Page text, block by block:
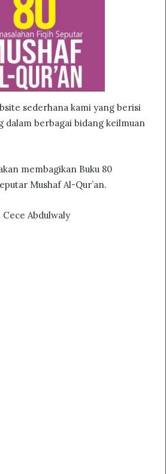
sederhana kami yang berisi
dalam berbagai bidang keilmuan
membagikan Buku 80
Mushaf Al-Qur’an.
Cece Abdulwaly